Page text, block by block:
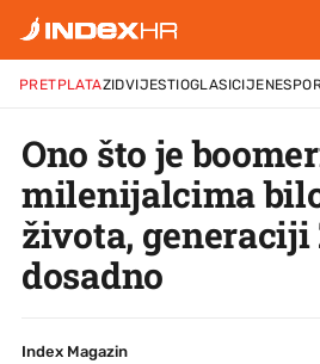
PRETPLATAZIDVIJESTIOGLASICIJENE
Ono što je
milenijalcima
života, generaciji
dosadno
Index Magazin